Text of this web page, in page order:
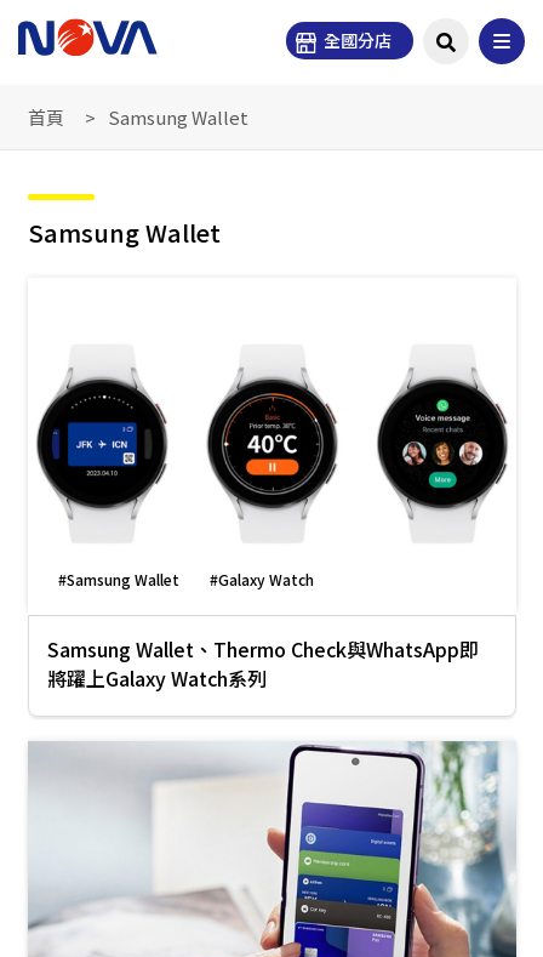
全國分店
首頁 Samsung Wallet
Samsung Wallet
#Samsung Wallet #Galaxy Watch
Samsung Wallet、Thermo Check與WhatsApp即
將躍上Galaxy Watch系列